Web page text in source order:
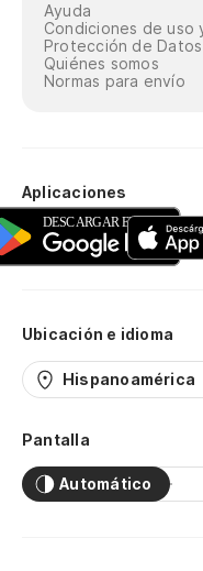
Ayuda
Condiciones de uso
Protección de Datos
Quiénes somos
Normas para envío
Aplicaciones
Ubicación e idioma
Hispanoamérica
Pantalla
Automático